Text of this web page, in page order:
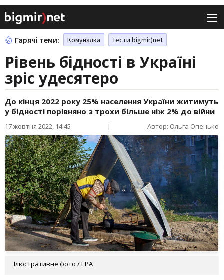
Гарячі теми: Комуналка Тести bigmir)net
Рівень бідності в Україні
зріс удесятеро
До кінця 2022 року 25% населення України житимуть
у бідності порівняно з трохи більше ніж 2% до війни
17 жовтня 2022, 14:45 | Автор: Ольга Опенько
Ілюстративне фото / EPA